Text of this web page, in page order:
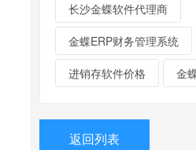
长沙金蝶软件代理商
金蝶ERP财务管理系统
进销存软件价格 金
返回列表